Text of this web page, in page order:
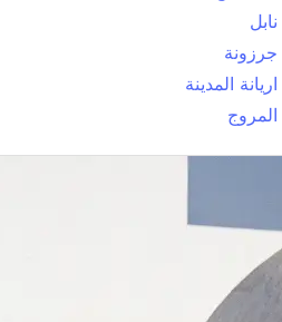
نابل
جرزونة
اريانة المدينة
المروج